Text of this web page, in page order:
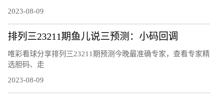
2023-08-09
排列三23211期鱼儿说三预测：小码回调
唯彩看球分享排列三23211期预测今晚最准确专家，查看专家精
选胆码、走
2023-08-09